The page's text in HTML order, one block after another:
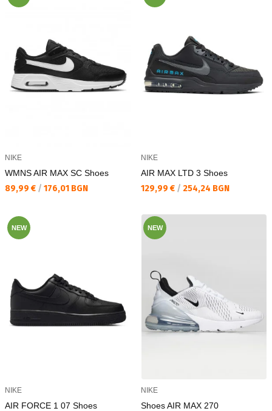
NIKE
WMNS AIR MAX SC Shoes
Текуща цена:
89,99 € / 176,01 BGN
NIKE
AIR MAX LTD 3 Shoes
Текуща цена:
129,99 € / 254,24 BGN
NEW
NIKE
AIR FORCE 1 07 Shoes
NEW
NIKE
Shoes AIR MAX 270